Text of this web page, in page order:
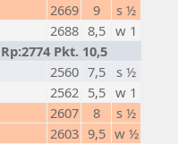
2669 9
s ½
2688 8,5 w 1
Pkt. 10,5
2560 7,5
s ½
2562 5,5 w 1
2607 8
s ½
2603 9,5 w ½